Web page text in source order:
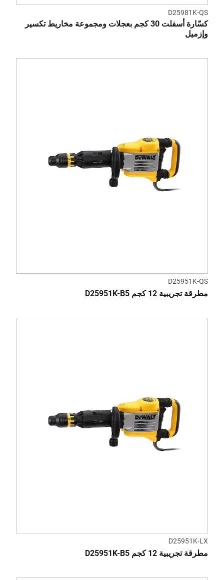
D25981K-QS
كسّارة أسفلت 30 كجم بعجلات ومجموعة مخاريط تكسير
وإزميل
D25951K-QS
مطرقة تجريبية 12 كجم D25951K-B5
D25951K-LX
مطرقة تجريبية 12 كجم D25951K-B5